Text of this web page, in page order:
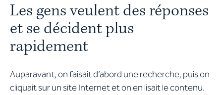
Les gens veulent des réponses
et se décident plus
rapidement
Auparavant, on faisait d’abord une recherche, puis on
cliquait sur un site Internet et on en lisait le contenu.